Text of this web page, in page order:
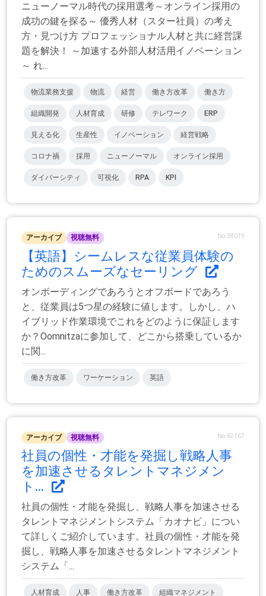
ニューノーマル時代の採用選考～オンライン採用の
成功の鍵を探る～ 優秀人材（スター社員）の考え
方・見つけ方 プロフェッショナル人材と共に経営課
題を解決！ ～加速する外部人材活用イノベーション
～ れ...
物流業務支援 物流 経営 働き方改革 働き方
組織開発 人材育成 研修 テレワーク ERP
見える化 生産性 イノベーション 経営戦略
コロナ禍 採用 ニューノーマル オンライン採用
ダイバーシティ 可視化 RPA KPI
アーカイブ 視聴無料 No.28019
【英語】シームレスな従業員体験の
ためのスムーズなセーリング
オンボーディングであろうとオフボードであろう
と、従業員は5つ星の経験に値します。しかし、ハ
イブリッド作業環境でこれをどのように保証します
か？Oomnitzaに参加して、どこから搭乗しているか
に関...
働き方改革 ワーケーション 英語
アーカイブ 視聴無料 No.63167
社員の個性・才能を発掘し戦略人事
を加速させるタレントマネジメン
ト...
社員の個性・才能を発掘し、戦略人事を加速させる
タレントマネジメントシステム「カオナビ」につい
て詳しくご紹介しています。社員の個性・才能を発
掘し、戦略人事を加速させるタレントマネジメント
システム「...
人材育成 人事 働き方改革 組織マネジメント